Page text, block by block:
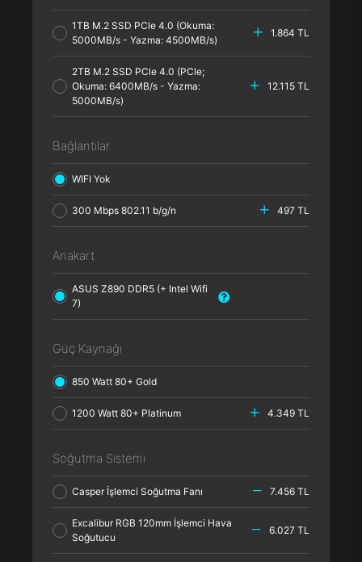
1TB M.2 SSD PCle 4.0 (Okuma:
5000MB/s - Yazma: 4500MB/s)
1.864 TL
2TB M.2 SSD PCle 4.0 (PCle;
Okuma: 6400MB/s - Yazma:
5000MB/s)
12.115 TL
Bağlantılar
WIFI Yok
300 Mbps 802.11 b/g/n 497 TL
Anakart
ASUS Z890 DDR5 (+ Intel Wifi
7)
Güç Kaynağı
850 Watt 80+ Gold
1200 Watt 80+ Platinum 4.349 TL
Soğutma Sistemi
Casper İşlemci Soğutma Fanı 7.456 TL
Excalibur RGB 120mm İşlemci Hava
Soğutucu
6.027 TL